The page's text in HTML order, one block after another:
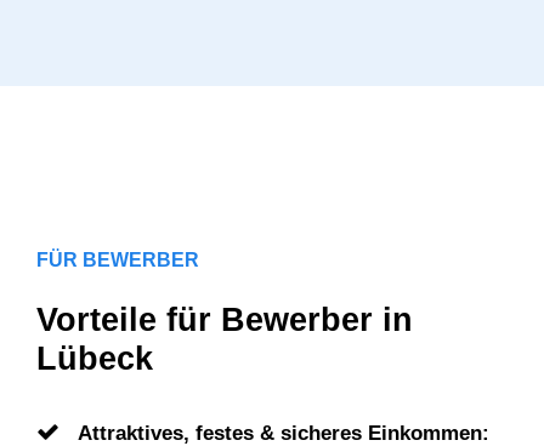
FÜR BEWERBER
Vorteile für Bewerber in
Lübeck
Attraktives, festes & sicheres Einkommen: